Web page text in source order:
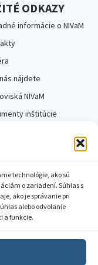
technológie, ako sú
o zariadení. Súhlas s
ako je správanie pri
alebo odvolanie
a funkcie.
ODKAZY
informácie o NIVaM
nájdete
NIVaM
inštitúcie